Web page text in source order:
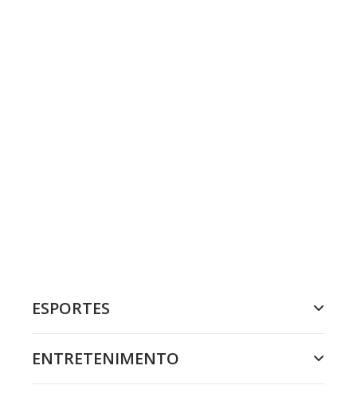
ESPORTES
ENTRETENIMENTO